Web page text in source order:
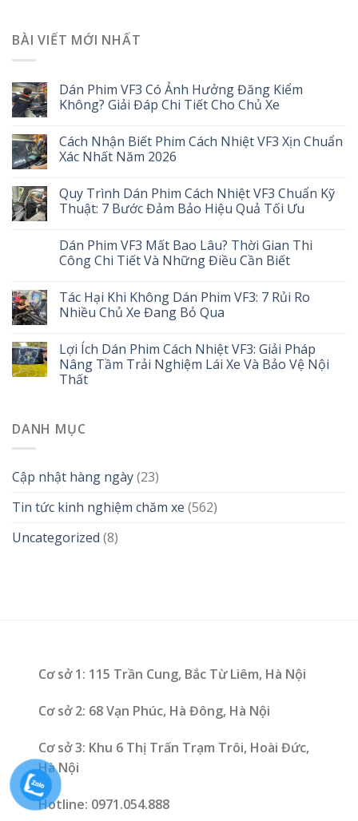
BÀI VIẾT MỚI NHẤT
Dán Phim VF3 Có Ảnh Hưởng Đăng Kiểm
Không? Giải Đáp Chi Tiết Cho Chủ Xe
Cách Nhận Biết Phim Cách Nhiệt VF3 Xịn Chuẩn
Xác Nhất Năm 2026
Quy Trình Dán Phim Cách Nhiệt VF3 Chuẩn Kỹ
Thuật: 7 Bước Đảm Bảo Hiệu Quả Tối Ưu
Dán Phim VF3 Mất Bao Lâu? Thời Gian Thi
Công Chi Tiết Và Những Điều Cần Biết
Tác Hại Khi Không Dán Phim VF3: 7 Rủi Ro
Nhiều Chủ Xe Đang Bỏ Qua
Lợi Ích Dán Phim Cách Nhiệt VF3: Giải Pháp
Nâng Tầm Trải Nghiệm Lái Xe Và Bảo Vệ Nội
Thất
DANH MỤC
Cập nhật hàng ngày(23)
Tin tức kinh nghiệm chăm xe (562)
Uncategorized (8)
Cơ sở 1: 115 Trần Cung, Bắc Từ Liêm, Hà Nội
Cơ sở 2: 68 Vạn Phúc, Hà Đông, Hà Nội
Cơ sở 3: Khu 6 Thị Trấn Trạm Trôi, Hoài Đức,
Hà Nội
Hotline: 0971.054.888